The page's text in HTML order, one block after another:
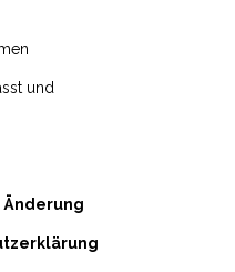
und
Änderung